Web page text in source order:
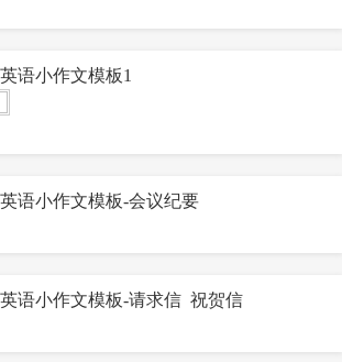
语小作文模板1
语小作文模板-会议纪要
语小作文模板-请求信 祝贺信